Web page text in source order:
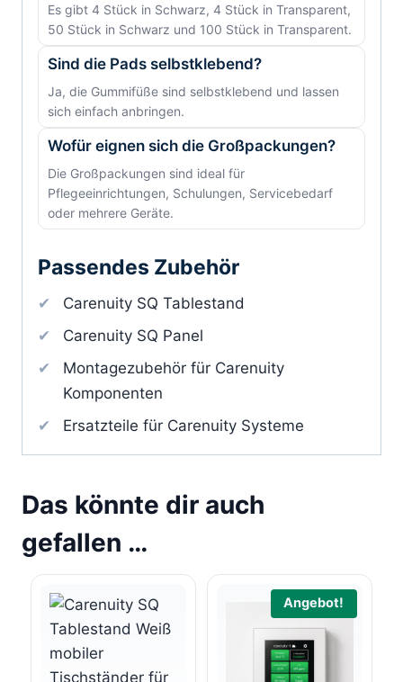
Es gibt 4 Stück in Schwarz, 4 Stück in Transparent,
50 Stück in Schwarz und 100 Stück in Transparent.
Sind die Pads selbstklebend?
Ja, die Gummifüße sind selbstklebend und lassen
sich einfach anbringen.
Wofür eignen sich die Großpackungen?
Die Großpackungen sind ideal für
Pflegeeinrichtungen, Schulungen, Servicebedarf
oder mehrere Geräte.
Passendes Zubehör
Carenuity SQ Tablestand
Carenuity SQ Panel
Montagezubehör für Carenuity
Komponenten
Ersatzteile für Carenuity Systeme
Das könnte dir auch
gefallen …
Angebot!